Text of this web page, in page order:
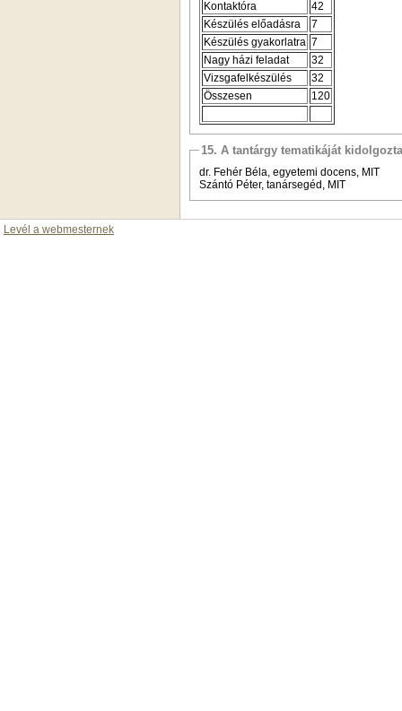
Kontaktóra
42
Készülés előadásra
7
Készülés gyakorlatra 7
Nagy házi feladat
32
Vizsgafelkészülés
32
Összesen
120
15. A tantárgy tematikáját kidolgozta
dr. Fehér Béla, egyetemi docens, MIT
Szántó Péter, tanársegéd, MIT
Levél a webmesternek